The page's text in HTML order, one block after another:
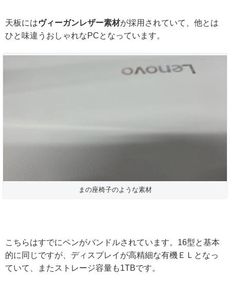
天板にはヴィーガンレザー素材が採用されていて、他とは
ひと味違うおしゃれなPCとなっています。
まの座椅子のような素材
こちらはすでにペンがバンドルされています。16型と基本
的に同じですが、ディスプレイが高精細な有機ＥＬとなっ
ていて、またストレージ容量も1TBです。